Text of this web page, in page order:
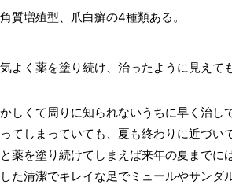
質増殖型、爪白癬の4種類ある。
よく薬を塗り続け、治ったように見えて
しくて周りに知られないうちに早く治し
てしまっていても、夏も終わりに近づい
薬を塗り続けてしまえば来年の夏までに
た清潔でキレイな足でミュールやサンダ